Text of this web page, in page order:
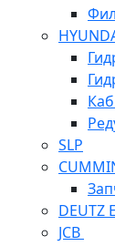
SLP
DEUTZ
JCB